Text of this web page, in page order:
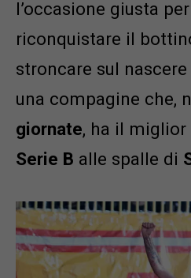
l’occasione giusta
riconquistare il
stroncare sul nascere
una compagine che,
giornate, ha il
Serie B alle spalle di